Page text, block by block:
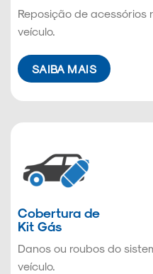
Reposição de
veículo.
SAIBA MAIS
Cobertura de
Kit Gás
Danos ou roubos do
veículo.